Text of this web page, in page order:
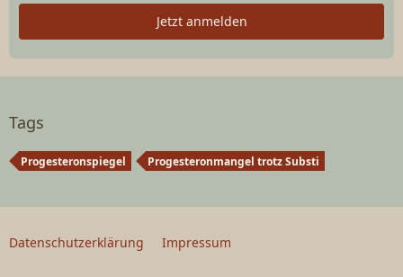
Jetzt anmelden
Tags
Progesteronspiegel Progesteronmangel trotz Substi
Datenschutzerklärung Impressum